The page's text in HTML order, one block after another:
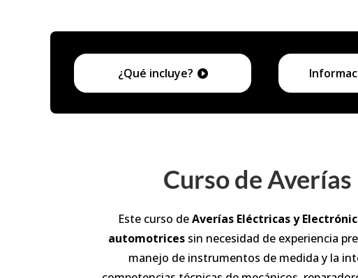
¿Qué incluye?
Curso de
Este curso deAverías Eléctricas y
automotrices sin necesidad de experiencia
manejo de instrumentos de medida y la